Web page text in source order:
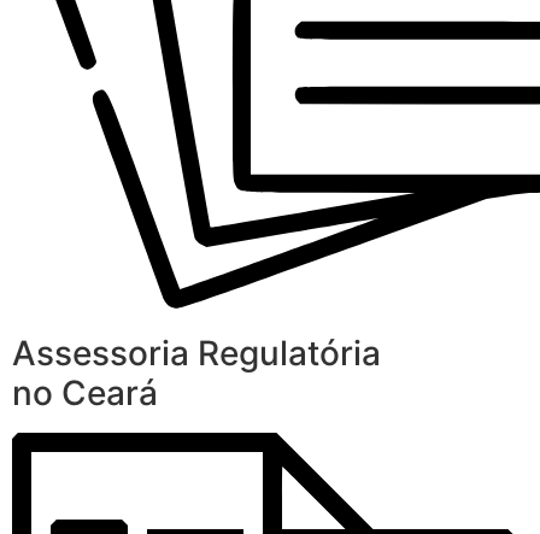
Assessoria Regulatória
no Ceará